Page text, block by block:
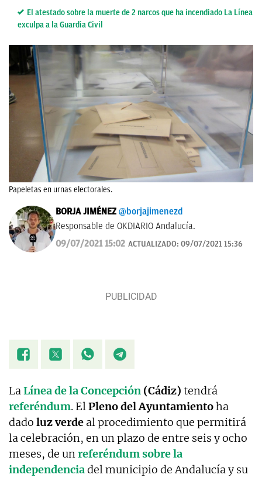
El atestado sobre la muerte de 2 narcos que ha incendiado La Línea
exculpa a la Guardia Civil
Papeletas en urnas electorales.
BORJA JIMÉNEZ @borjajimenezd
Responsable de OKDIARIO Andalucía.
09/07/2021 15:02 ACTUALIZADO: 09/07/2021 15:36
LaLínea de la Concepción (Cádiz) tendrá
referéndum. ElPleno del Ayuntamientoha
dado luz verde al procedimiento que permitirá
la celebración, en un plazo de entre seis y ocho
meses, de unreferéndum sobre la
independenciadel municipio de Andalucía y su